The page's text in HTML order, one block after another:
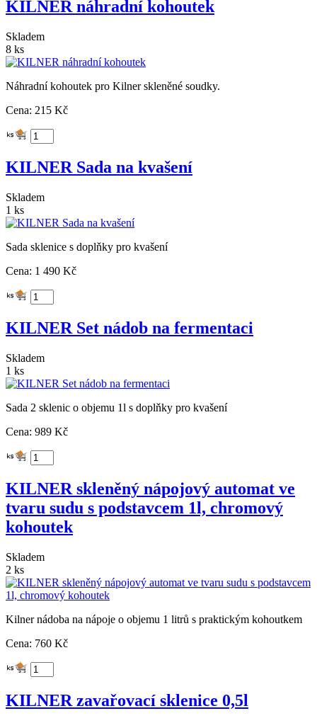
KILNER náhradní kohoutek
Skladem
8 ks
Náhradní kohoutek pro Kilner skleněné soudky.
Cena: 215 Kč
KILNER Sada na kvašení
Skladem
1 ks
Sada sklenice s doplňky pro kvašení
Cena: 1 490 Kč
KILNER Set nádob na fermentaci
Skladem
1 ks
Sada 2 sklenic o objemu 1l s doplňky pro kvašení
Cena: 989 Kč
KILNER skleněný nápojový automat ve
tvaru sudu s podstavcem 1l, chromový
kohoutek
Skladem
2 ks
Kilner nádoba na nápoje o objemu 1 litrů s praktickým kohoutkem
Cena: 760 Kč
KILNER zavařovací sklenice 0,5l